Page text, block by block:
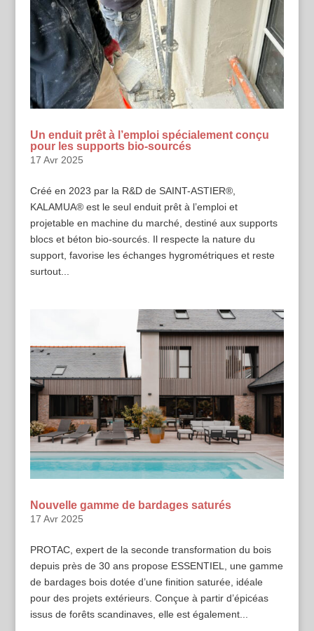
Un enduit prêt à l’emploi spécialement conçu
pour les supports bio-sourcés
17 Avr 2025
Créé en 2023 par la R&D de SAINT-ASTIER®,
KALAMUA® est le seul enduit prêt à l’emploi et
projetable en machine du marché, destiné aux supports
blocs et béton bio-sourcés. Il respecte la nature du
support, favorise les échanges hygrométriques et reste
surtout...
Nouvelle gamme de bardages saturés
17 Avr 2025
PROTAC, expert de la seconde transformation du bois
depuis près de 30 ans propose ESSENTIEL, une gamme
de bardages bois dotée d’une finition saturée, idéale
pour des projets extérieurs. Conçue à partir d’épicéas
issus de forêts scandinaves, elle est également...